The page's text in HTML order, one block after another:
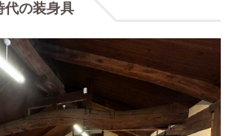
の装身具